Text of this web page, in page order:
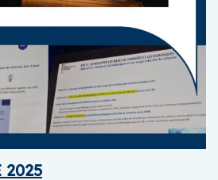
2025